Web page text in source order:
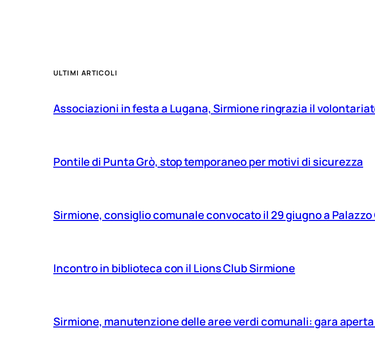
ULTIMI ARTICOLI
Associazioni in festa a Lugana, Sirmione ringrazia il
Pontile di Punta Grò, stop temporaneo per motivi di sicurezza
Sirmione, consiglio comunale convocato il 29 giugno a Palazzo
Incontro in biblioteca con il Lions Club Sirmione
Sirmione, manutenzione delle aree verdi comunali: gara